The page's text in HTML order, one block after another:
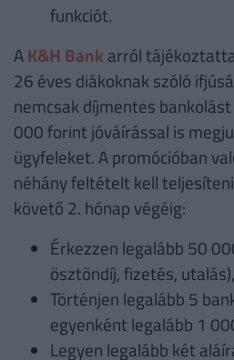
funkciót.
AK&H Bank arról
26 éves diákoknak szóló
nemcsak díjmentes
000 forint jóváírással is
ügyfeleket. A promócióban
néhány feltételt kell
követő 2. hónap végéig:
Érkezzen legalább 50
ösztöndíj, fizetés, utalás),
Történjen legalább 5
egyenként legalább 1
Legyen legalább két